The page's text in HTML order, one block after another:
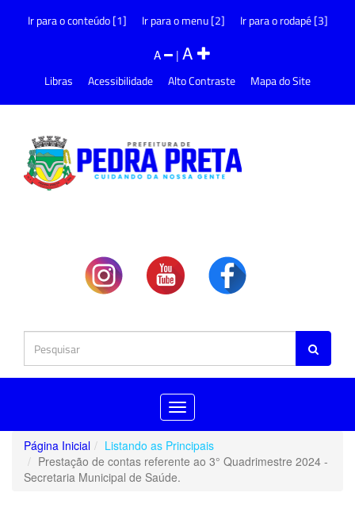
Ir para o conteúdo [1] Ir para o menu [2] Ir para o rodapé [3]
A |A
Libras Acessibilidade Alto Contraste Mapa do Site
Toggle
navigation
Página Inicial
Listando as Principais
Prestação de contas referente ao 3° Quadrimestre 2024 -
Secretaria Municipal de Saúde.